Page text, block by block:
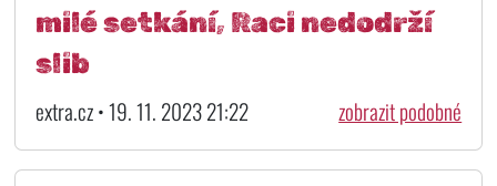
milé setkání, Raci nedodrží
slib
extra.cz • 19. 11. 2023 21:22 zobrazit podobné